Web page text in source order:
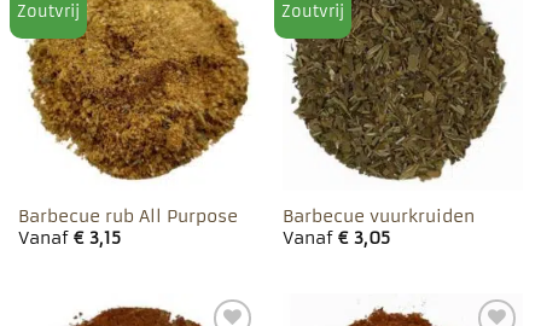
Zoutvrij
Toevoegen
aan
favorieten
Barbecue rub All Purpose
Vanaf €3,15
Zoutvrij
Toevoegen
aan
favorieten
Barbecue vuurkruiden
Vanaf €3,05